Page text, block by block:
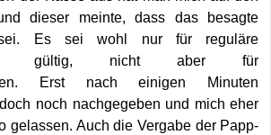
dieser meinte, dass das besagte
Es sei wohl nur für reguläre
gültig, nicht aber für
Erst nach einigen Minuten
noch nachgegeben und mich eher
gelassen. Auch die Vergabe der Papp-